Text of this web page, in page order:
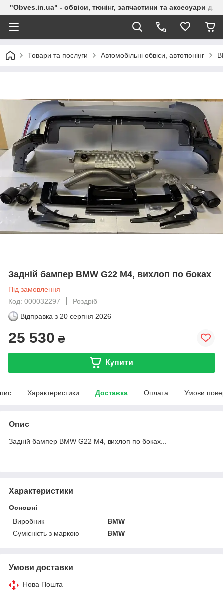
"Obves.in.ua" - обвіси, тюнінг, запчастини та аксесуари
Товари та послуги Автомобільні обвіси, автотюнінг
Задній бампер BMW G22 М4, вихлоп по боках
Під замовлення
Код: 000032297
Роздріб
Відправка з 20 серпня 2026
25 530 ₴
Купити
Характеристики Доставка Оплата Умови
Опис
Задній бампер BMW G22 М4, вихлоп по боках...
Характеристики
Основні
Виробник
BMW
Сумісність з маркою
BMW
Умови доставки
Нова Пошта